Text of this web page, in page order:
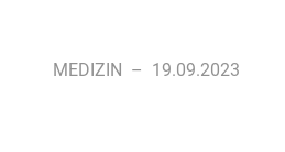
MEDIZIN – 19.09.2023